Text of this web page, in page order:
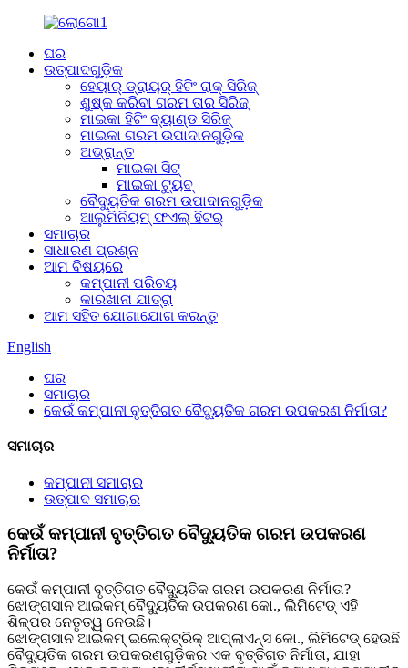
ଘର
ଉତ୍ପାଦଗୁଡ଼ିକ
ହେୟାର୍ ଡ୍ରାୟର୍ ହିଟିଂ ରାକ୍ ସିରିଜ୍
ଶୁଷ୍କ କରିବା ଗରମ ତାର ସିରିଜ୍
ମାଇକା ହିଟିଂ ବ୍ୟାଣ୍ଡ ସିରିଜ୍
ମାଇକା ଗରମ ଉପାଦାନଗୁଡ଼ିକ
ଅଭ୍ରାନ୍ତ
ମାଇକା ସିଟ୍
ମାଇକା ଟ୍ୟୁବ୍
ବୈଦ୍ୟୁତିକ ଗରମ ଉପାଦାନଗୁଡ଼ିକ
ଆଲୁମିନିୟମ୍ ଫଏଲ୍ ହିଟର୍
ସମାଚାର
ସାଧାରଣ ପ୍ରଶ୍ନ
ଆମ ବିଷୟରେ
କମ୍ପାନୀ ପରିଚୟ
କାରଖାନା ଯାତ୍ରା
ଆମ ସହିତ ଯୋଗାଯୋଗ କରନ୍ତୁ
English
ଘର
ସମାଚାର
କେଉଁ କମ୍ପାନୀ ବୃତ୍ତିଗତ ବୈଦ୍ୟୁତିକ ଗରମ ଉପକରଣ ନିର୍ମାତା?
ସମାଚାର
କମ୍ପାନୀ ସମାଚାର
ଉତ୍ପାଦ ସମାଚାର
କେଉଁ କମ୍ପାନୀ ବୃତ୍ତିଗତ ବୈଦ୍ୟୁତିକ ଗରମ ଉପକରଣ
ନିର୍ମାତା?
କେଉଁ କମ୍ପାନୀ ବୃତ୍ତିଗତ ବୈଦ୍ୟୁତିକ ଗରମ ଉପକରଣ ନିର୍ମାତା?
ଝୋଙ୍ଗସାନ ଆଇକମ୍ ବୈଦ୍ୟୁତିକ ଉପକରଣ କୋ., ଲିମିଟେଡ୍ ଏହି
ଶିଳ୍ପର ନେତୃତ୍ୱ ନେଉଛି।
ଝୋଙ୍ଗସାନ ଆଇକମ୍ ଇଲେକ୍ଟ୍ରିକ୍ ଆପ୍ଲାଏନ୍ସ କୋ., ଲିମିଟେଡ୍ ହେଉଛି
ବୈଦ୍ୟୁତିକ ଗରମ ଉପକରଣଗୁଡ଼ିକର ଏକ ବୃତ୍ତିଗତ ନିର୍ମାତା, ଯାହା